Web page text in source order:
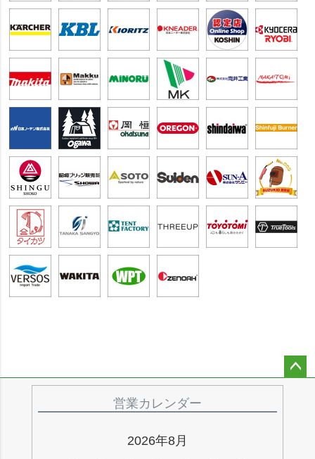
営業カレンダー
2026年8月